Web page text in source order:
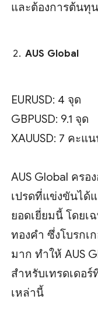
และต้องการต้นทุ
AUS Global
EURUSD: 4 จุด
GBPUSD: 9.1 จุด
XAUUSD: 7 คะแ
AUS Global ครอ
เปรดที่แข่งขันได้
ยอดเยี่ยมนี้ โดยเ
ทองคำ ซึ่งโบรกเ
มาก ทำให้ AUS
สำหรับเทรดเดอ
เหล่านี้